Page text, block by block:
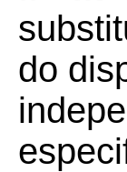
do